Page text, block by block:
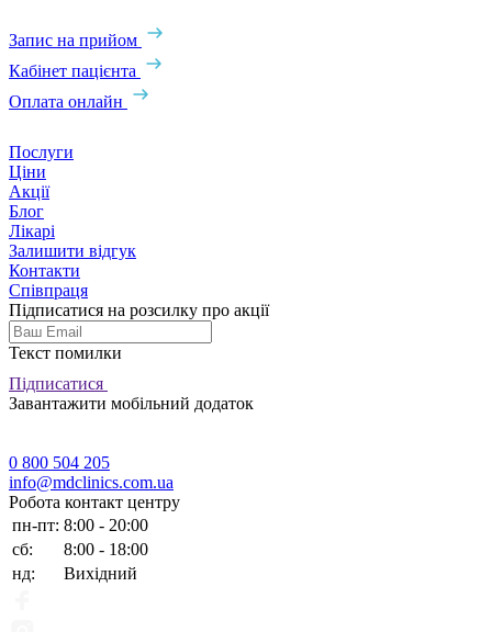
Запис на прийом
Кабінет пацієнта
Оплата онлайн
Послуги
Ціни
Акції
Блог
Лікарі
Залишити відгук
Контакти
Співпраця
Підписатися на розсилку про акції
Текст помилки
Підписатися
Завантажити мобільний додаток
0 800 504 205
info@mdclinics.com.ua
Робота контакт центру
пн-пт: 8:00 - 20:00
сб:
8:00 - 18:00
нд:
Вихідний